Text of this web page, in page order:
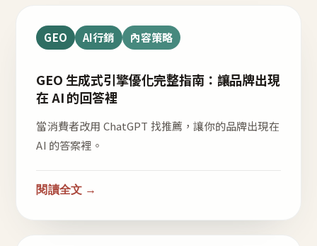
GEO AI行銷 內容策略
GEO 生成式引擎優化完整指南：讓品牌出現
在 AI 的回答裡
當消費者改用 ChatGPT 找推薦，讓你的品牌出現在
AI 的答案裡。
閱讀全文 →